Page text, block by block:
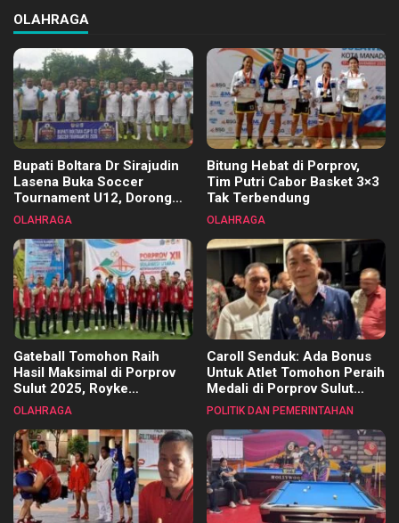
OLAHRAGA
Bupati Boltara Dr Sirajudin
Lasena Buka Soccer
Tournament U12, Dorong
Pembinaan Merata di Setiap
OLAHRAGA
Bitung Hebat di Porprov,
Tim Putri Cabor Basket 3×3
Tak Terbendung
OLAHRAGA
Gateball Tomohon Raih
Hasil Maksimal di Porprov
Sulut 2025, Royke
Tangkawarouw Ucapkan
OLAHRAGA
Caroll Senduk: Ada Bonus
Untuk Atlet Tomohon Peraih
Medali di Porprov Sulut
2025
POLITIK DAN PEMERINTAHAN